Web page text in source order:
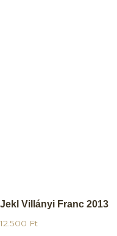
Jekl Villányi Franc 2013
12.500 Ft